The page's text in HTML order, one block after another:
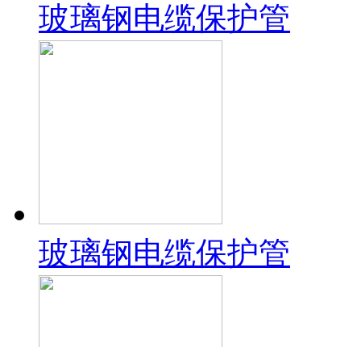
玻璃钢电缆保护管
玻璃钢电缆保护管